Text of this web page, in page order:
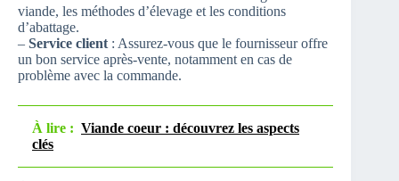
viande, les méthodes d’élevage et les conditions
d’abattage.
– Service client : Assurez-vous que le fournisseur offre
un bon service après-vente, notamment en cas de
problème avec la commande.
À lire : Viande coeur : découvrez les aspects
clés